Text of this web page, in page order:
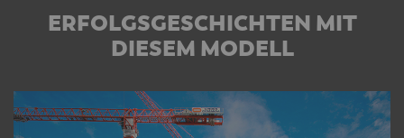
ERFOLGSGESCHICHTEN MIT
DIESEM MODELL